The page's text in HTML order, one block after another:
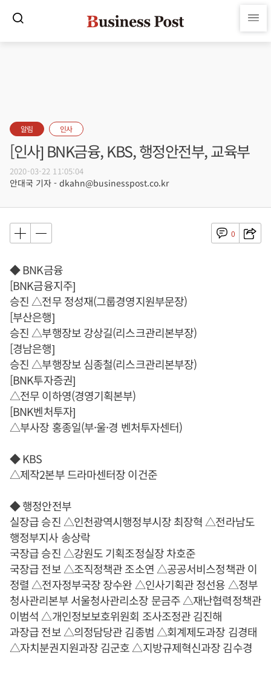
알림 인사
[인사] BNK금융, KBS, 행정안전부, 교육부
2020-03-22 11:05:04
안대국 기자 - dkahn@businesspost.co.kr
0
◆ BNK금융
[BNK금융지주]
승진 △전무 정성재(그룹경영지원부문장)
[부산은행]
승진 △부행장보 강상길(리스크관리본부장)
[경남은행]
승진 △부행장보 심종철(리스크관리본부장)
[BNK투자증권]
△전무 이하영(경영기획본부)
[BNK벤처투자]
△부사장 홍종일(부·울·경 벤처투자센터)
◆ KBS
△제작2본부 드라마센터장 이건준
◆ 행정안전부
실장급 승진 △인천광역시행정부시장 최장혁 △전라남도
행정부지사 송상락
국장급 승진 △강원도 기획조정실장 차호준
국장급 전보 △조직정책관 조소연 △공공서비스정책관 이
정렬 △전자정부국장 장수완 △인사기획관 정선용 △정부
청사관리본부 서울청사관리소장 문금주 △재난협력정책관
이범석 △개인정보보호위원회 조사조정관 김진해
과장급 전보 △의정담당관 김종범 △회계제도과장 김경태
△자치분권지원과장 김군호 △지방규제혁신과장 김수경